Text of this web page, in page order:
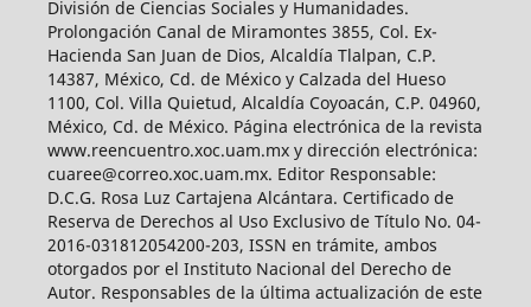
División de Ciencias Sociales y Humanidades.
Prolongación Canal de Miramontes 3855, Col. Ex-
Hacienda San Juan de Dios, Alcaldía Tlalpan, C.P.
14387, México, Cd. de México y Calzada del Hueso
1100, Col. Villa Quietud, Alcaldía Coyoacán, C.P. 04960,
México, Cd. de México. Página electrónica de la revista
www.reencuentro.xoc.uam.mx y dirección electrónica:
cuaree@correo.xoc.uam.mx. Editor Responsable:
D.C.G. Rosa Luz Cartajena Alcántara. Certificado de
Reserva de Derechos al Uso Exclusivo de Título No. 04-
2016-031812054200-203, ISSN en trámite, ambos
otorgados por el Instituto Nacional del Derecho de
Autor. Responsables de la última actualización de este